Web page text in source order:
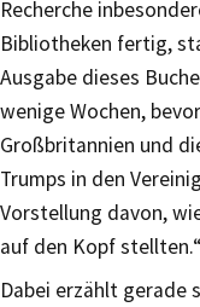
Recherche
Bibliotheken fertig,
Ausgabe dieses
wenige Wochen,
Großbritannien und
Trumps in den
Vorstellung davon,
auf den Kopf stellten.“
Dabei erzählt gerade